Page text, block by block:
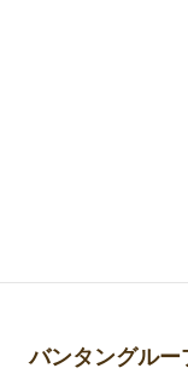
バンタングルー